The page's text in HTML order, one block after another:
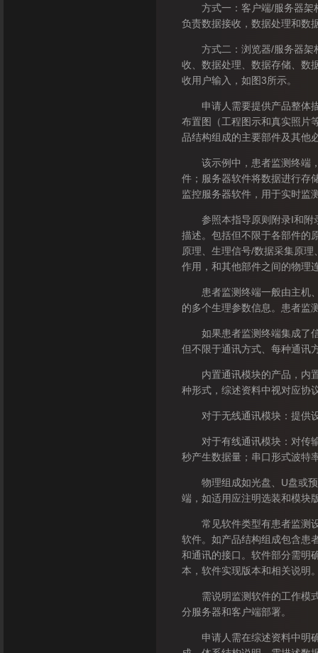
方式一：客户端/服务器架构
负责数据接收，数据处理和数
方式二：浏览器/服务器架构
收、数据处理、数据存储、数
收用户输入，如图3所示。
申请人需要提供产品整体描
布置图（工程图示和真实照片
品结构组成的主要部件及其他
该示例中，患者监测终端，
件；服务器软件将数据进行存
监控服务器软件，用于实时监
参照本指导原则附录I和附录
描述。包括但不限于各部件的
原理、生理信号/数据采集原
作用，和其他部件之间的物理
患者监测终端一般由主机、
的多个生理参数信息。患者监
如果患者监测终端集成了信
但不限于通讯方式、每种通讯
内置通讯模块的产品，内置
种形式，综述资料中视对应协
对于无线通讯模块：提供设
对于有线通讯模块：对传输
秒产生数据量；串口形式波特
物理组成如光盘、U盘或预
端，如适用应注明选装和模块
常见软件类型有患者监测设
软件。如产品结构组成包含患
和通讯的接口。软件部分需明
本，软件实现版本和相关说明
需说明监测软件的工作模式
分服务器和客户端部署。
申请人需在综述资料中明确